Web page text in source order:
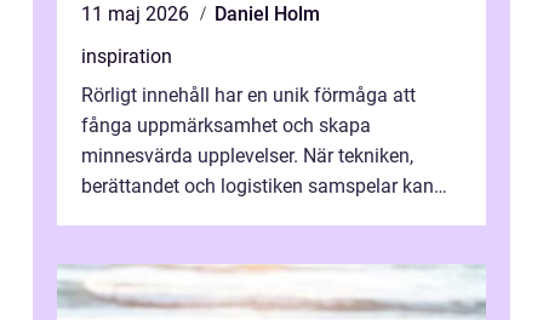
11 maj 2026
Daniel Holm
inspiration
Rörligt innehåll har en unik förmåga att
fånga uppmärksamhet och skapa
minnesvärda upplevelser. När tekniken,
berättandet och logistiken samspelar kan